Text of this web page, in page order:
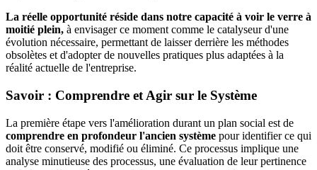
La réelle opportunité réside dans notre capacité à voir le verre à
moitié plein, à envisager ce moment comme le catalyseur d'une
évolution nécessaire, permettant de laisser derrière les méthodes
obsolètes et d'adopter de nouvelles pratiques plus adaptées à la
réalité actuelle de l'entreprise.
Savoir : Comprendre et Agir sur le Système
La première étape vers l'amélioration durant un plan social est de
comprendre en profondeur l'ancien système pour identifier ce qui
doit être conservé, modifié ou éliminé. Ce processus implique une
analyse minutieuse des processus, une évaluation de leur pertinence